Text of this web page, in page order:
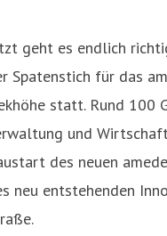
geht es endlich
Spatenstich für das
statt. Rund 100
und
des neuen
neu entstehenden